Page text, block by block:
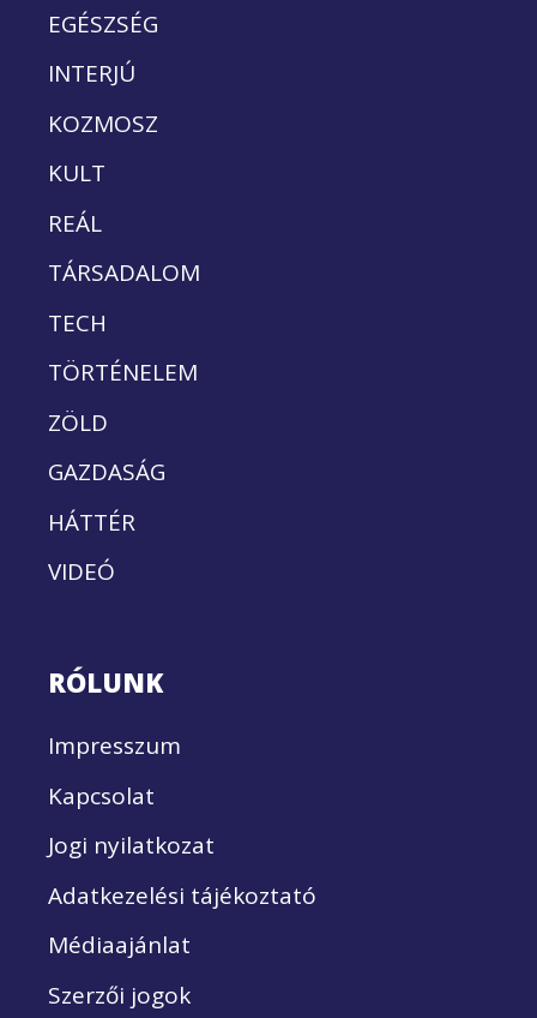
EGÉSZSÉG
INTERJÚ
KOZMOSZ
KULT
REÁL
TÁRSADALOM
TECH
TÖRTÉNELEM
ZÖLD
GAZDASÁG
HÁTTÉR
VIDEÓ
RÓLUNK
Impresszum
Kapcsolat
Jogi nyilatkozat
Adatkezelési tájékoztató
Médiaajánlat
Szerzői jogok